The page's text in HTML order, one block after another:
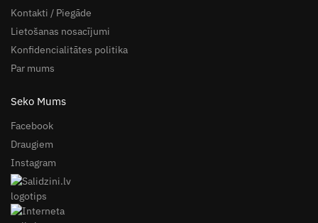
Kontakti / Piegāde
Lietošanas nosacījumi
Konfidencialitātes politika
Par mums
Seko Mums
Facebook
Draugiem
Instagram